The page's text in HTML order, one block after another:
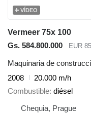
VÍDEO
Vermeer 75x 100
Gs. 584.800.000
EUR
Maquinaria de
2008
20.000 m/h
Combustible diésel
Chequia, Prague